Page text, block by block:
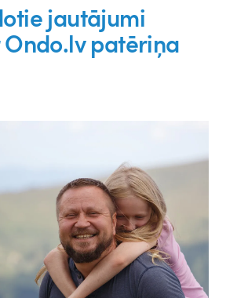
jautājumi
patēriņa